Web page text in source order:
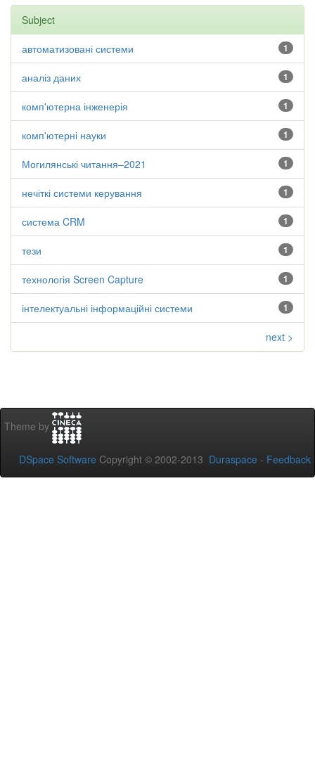
Subject
1
автоматизовані системи
1
аналіз даних
1
комп'ютерна інженерія
1
комп'ютерні науки
1
Могилянські читання–2021
1
нечіткі системи керування
1
система CRM
1
тези
1
технологія Screen Capture
1
інтелектуальні інформаційні системи
next >
Theme by
DSpace Software Copyright © 2002-2013 Duraspace - Feedback